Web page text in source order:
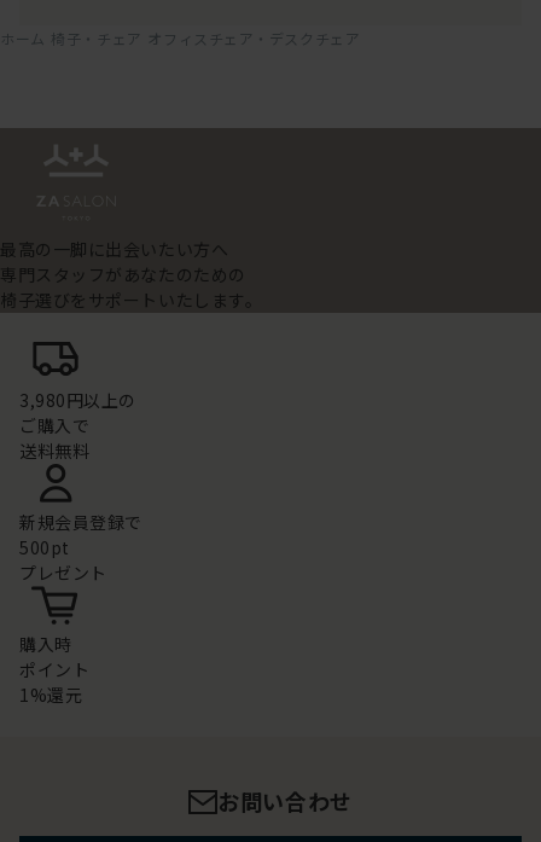
ホーム 椅子・チェア オフィスチェア・デスクチェア
最高の一脚に出会いたい方へ
専門スタッフがあなたのための
椅子選びをサポートいたします。
3,980円以上の
ご購入で
送料無料
新規会員登録で
500pt
プレゼント
購入時
ポイント
1%還元
お問い合わせ